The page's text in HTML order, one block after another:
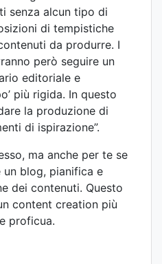
senza alcun tipo di
di tempistiche
da produrre. I
però seguire un
editoriale e
più rigida. In questo
la produzione di
di ispirazione”.
ma anche per te se
un blog, pianifica e
dei contenuti. Questo
content creation più
proficua.